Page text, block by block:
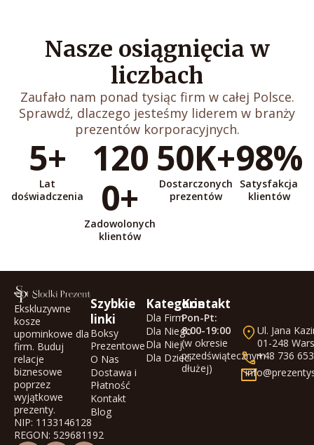
Nasze osiągnięcia w
liczbach
Zaufało nam ponad tysiąc firm w całej Polsce.
Sprawdź, dlaczego jesteśmy liderem w branży
prezentów korporacyjnych.
5+
Lat
doświadczenia
120
0+
Zadowolonych
klientów
50K+
Dostarczonych
prezentów
98%
Satysfakcja
klientów
Ekskluzywne
kosze
upominkowe dla
firm. Buduj
relacje
biznesowe
poprzez
wyjątkowe
prezenty.
NIP: 1133146128
REGON: 529681192
Szybkie
linki
Boksy
Prezentowe
O Nas
Dostawa i
Płatność
Kontakt
Blog
Kategorie
Dla Firm
Dla Niego
Dla Niej
Dla Dzieci
Kontakt
Pon-Pt:
8:00-19:00
(w okresie
przedświątecznym
dłużej)
Ul. Jana
01-248
+48 736